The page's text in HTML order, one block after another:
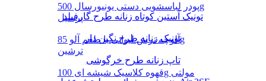
پودر لباسشویی دستی یونیورسال 500g
پرسیل
آلوچه ترش لیوانی با طعم آلو 85g
ترشین
قهوه کلاسیک شیشه ای 100g مولتی
تونیک آستین کوتاه زنانه طرح گارفیلد
تونیک زنانه طرح نگین دار
تاپ زنانه طرح خرگوشی